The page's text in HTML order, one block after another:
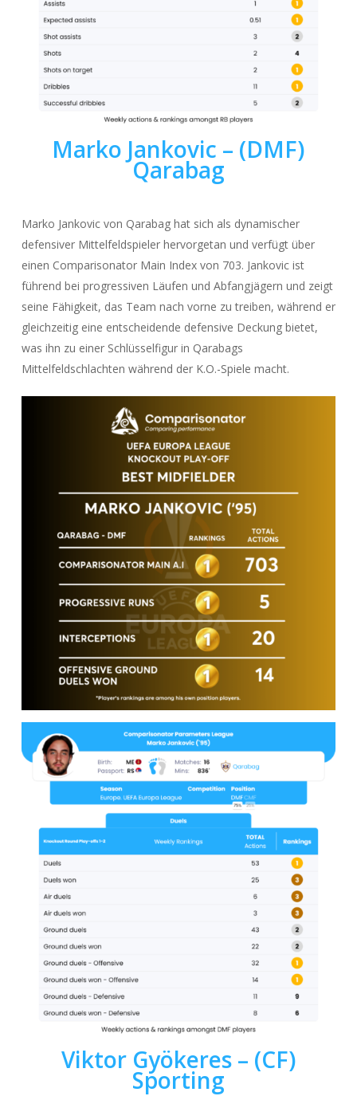
Marko Jankovic – (DMF)
Qarabag
Marko Jankovic von Qarabag hat sich als dynamischer
defensiver Mittelfeldspieler hervorgetan und verfügt über
einen Comparisonator Main Index von 703. Jankovic ist
führend bei progressiven Läufen und Abfangjägern und zeigt
seine Fähigkeit, das Team nach vorne zu treiben, während er
gleichzeitig eine entscheidende defensive Deckung bietet,
was ihn zu einer Schlüsselfigur in Qarabags
Mittelfeldschlachten während der K.O.-Spiele macht.
Viktor Gyökeres – (CF)
Sporting